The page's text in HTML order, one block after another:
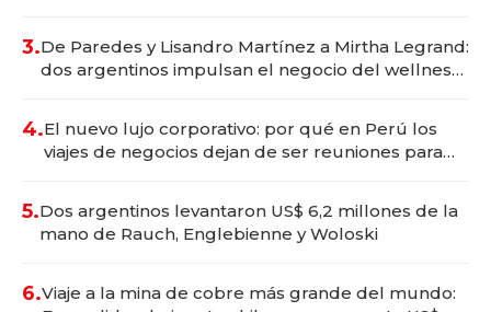
3.De Paredes y Lisandro Martínez a Mirtha Legrand:
dos argentinos impulsan el negocio del wellness
4.El nuevo lujo corporativo: por qué en Perú los
viajes de negocios dejan de ser reuniones para
5.Dos argentinos levantaron US$ 6,2 millones de la
mano de Rauch, Englebienne y Woloski
6.Viaje a la mina de cobre más grande del mundo: